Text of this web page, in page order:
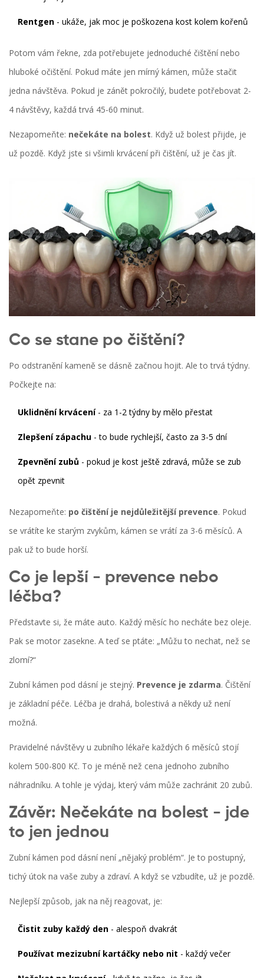
Rentgen - ukáže, jak moc je poškozena kost kolem kořenů
Potom vám řekne, zda potřebujete jednoduché čištění nebo
hluboké očištění. Pokud máte jen mírný kámen, může stačit
jedna návštěva. Pokud je zánět pokročilý, budete potřebovat 2-
4 návštěvy, každá trvá 45-60 minut.
Nezapomeňte: nečekáte na bolest. Když už bolest přijde, je
už pozdě. Když jste si všimli krvácení při čištění, už je čas jít.
Co se stane po čištění?
Po odstranění kameně se dásně začnou hojit. Ale to trvá týdny.
Počkejte na:
Uklidnění krvácení- za 1-2 týdny by mělo přestat
Zlepšení zápachu - to bude rychlejší, často za 3-5 dní
Zpevnění zubů - pokud je kost ještě zdravá, může se zub
opět zpevnit
Nezapomeňte: po čištění je nejdůležitější prevence. Pokud
se vrátíte ke starým zvykům, kámen se vrátí za 3-6 měsíců. A
pak už to bude horší.
Co je lepší - prevence nebo
léčba?
Představte si, že máte auto. Každý měsíc ho necháte bez oleje.
Pak se motor zasekne. A teď se ptáte: „Můžu to nechat, než se
zlomí?“
Zubní kámen pod dásní je stejný. Prevence je zdarma. Čištění
je základní péče. Léčba je drahá, bolestivá a někdy už není
možná.
Pravidelné návštěvy u zubního lékaře každých 6 měsíců stojí
kolem 500-800 Kč. To je méně než cena jednoho zubního
náhradníku. A tohle je výdaj, který vám může zachránit 20 zubů.
Závěr: Nečekáte na bolest - jde
to jen jednou
Zubní kámen pod dásní není „nějaký problém“. Je to postupný,
tichý útok na vaše zuby a zdraví. A když se vzbudíte, už je pozdě.
Nejlepší způsob, jak na něj reagovat, je:
Čistit zuby každý den - alespoň dvakrát
Používat mezizubní kartáčky nebo nit - každý večer